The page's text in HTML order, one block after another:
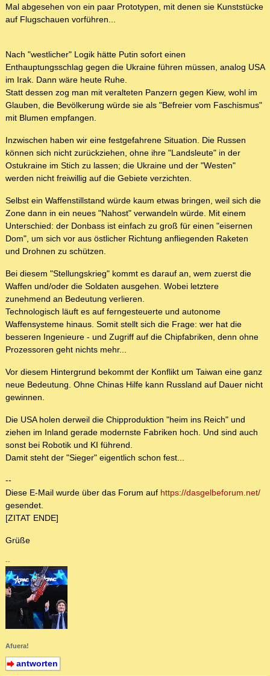
Mal abgesehen von ein paar Prototypen, mit denen sie Kunststücke
auf Flugschauen vorführen...
Nach "westlicher" Logik hätte Putin sofort einen
Enthauptungsschlag gegen die Ukraine führen müssen, analog USA
im Irak. Dann wäre heute Ruhe.
Statt dessen zog man mit veralteten Panzern gegen Kiew, wohl im
Glauben, die Bevölkerung würde sie als "Befreier vom Faschismus"
mit Blumen empfangen.
Inzwischen haben wir eine festgefahrene Situation. Die Russen
können sich nicht zurückziehen, ohne ihre "Landsleute" in der
Ostukraine im Stich zu lassen; die Ukraine und der "Westen"
werden nicht freiwillig auf die Gebiete verzichten.
Selbst ein Waffenstillstand würde kaum etwas bringen, weil sich die
Zone dann in ein neues "Nahost" verwandeln würde. Mit einem
Unterschied: der Donbass ist einfach zu groß für einen "eisernen
Dom", um sich vor aus östlicher Richtung anfliegenden Raketen
und Drohnen zu schützen.
Bei diesem "Stellungskrieg" kommt es darauf an, wem zuerst die
Waffen und/oder die Soldaten ausgehen. Wobei letztere
zunehmend an Bedeutung verlieren.
Technologisch läuft es auf ferngesteuerte und autonome
Waffensysteme hinaus. Somit stellt sich die Frage: wer hat die
besseren Ingenieure - und Zugriff auf die Chipfabriken, denn ohne
Prozessoren geht nichts mehr...
Vor diesem Hintergrund bekommt der Konflikt um Taiwan eine ganz
neue Bedeutung. Ohne Chinas Hilfe kann Russland auf Dauer nicht
gewinnen.
Die USA holen derweil die Chipproduktion "heim ins Reich" und
ziehen im Inland gerade modernste Fabriken hoch. Und sind auch
sonst bei Robotik und KI führend.
Damit steht der "Sieger" eigentlich schon fest...
--
Diese E-Mail wurde über das Forum auf https://dasgelbeforum.net/
gesendet.
[ZITAT ENDE]
Grüße
--
Afuera!
antworten